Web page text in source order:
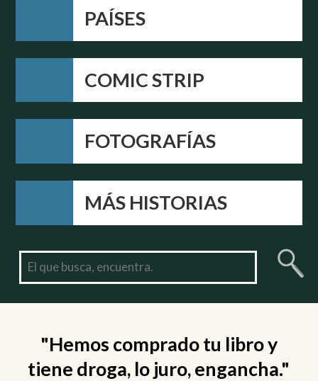
PAÍSES
COMIC STRIP
FOTOGRAFÍAS
MÁS HISTORIAS
"Hemos comprado tu libro y
tiene droga, lo juro, engancha."